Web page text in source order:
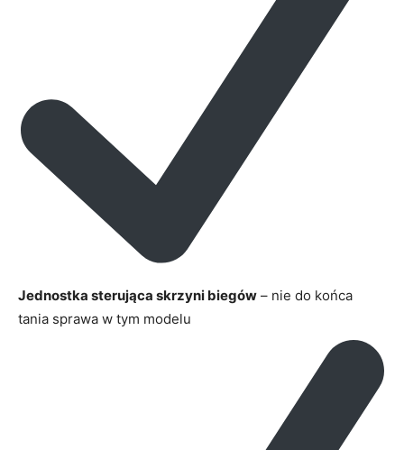
Jednostka sterująca skrzyni biegów – nie do końca
tania sprawa w tym modelu